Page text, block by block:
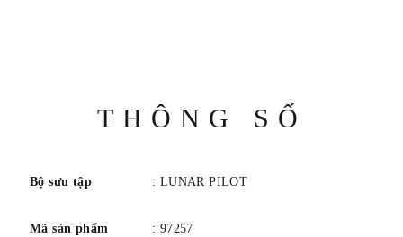
trong bao bì đặc biệt với đồng xu kỷ niệm và tập sách nhỏ
nêu chi tiết về sứ mệnh cũng như thành công của nó. Được
giới, đây là món đồ sưu tập hoàn hảo dành cho những người
THÔNG SỐ
Bộ sưu tập : LUNAR PILOT
Mã sản phẩm : 97257